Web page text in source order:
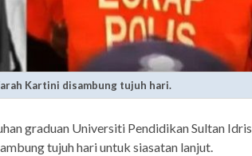
Kartini disambung tujuh hari.
graduan Universiti Pendidikan Sultan Idris
tujuh hari untuk siasatan lanjut.